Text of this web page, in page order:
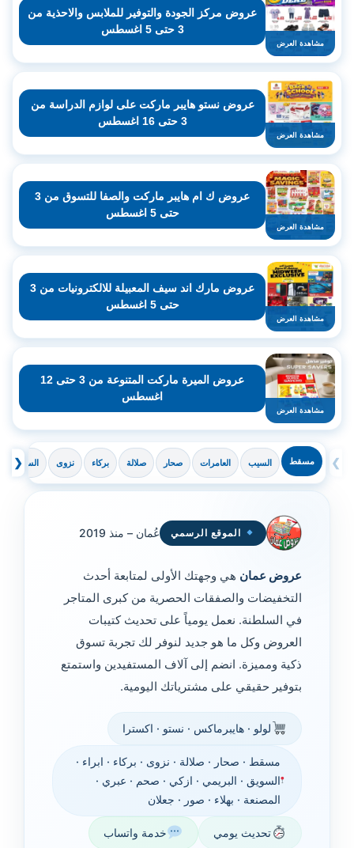
مشاهدة العرض
عروض مركز الجودة والتوفير للملابس والاحذية من
3 حتى 5 اغسطس
مشاهدة العرض
عروض نستو هايبر ماركت على لوازم الدراسة من
3 حتى 16 اغسطس
مشاهدة العرض
عروض ك ام هايبر ماركت والصفا للتسوق من 3
حتى 5 اغسطس
مشاهدة العرض
عروض مارك اند سيف المعبيلة للالكترونيات من 3
حتى 5 اغسطس
مشاهدة العرض
عروض الميرة ماركت المتنوعة من 3 حتى 12
اغسطس
❮ مسقط السيب العامرات صحار صلالة بركاء نزوى السويق ❯
الموقع الرسمي عُمان – منذ 2019
عروض عمان هي وجهتك الأولى لمتابعة أحدث
التخفيضات والصفقات الحصرية من كبرى المتاجر
في السلطنة. نعمل يومياً على تحديث كتيبات
العروض وكل ما هو جديد لنوفر لك تجربة تسوق
ذكية ومميزة. انضم إلى آلاف المستفيدين واستمتع
بتوفير حقيقي على مشترياتك اليومية.
لولو · هايبرماكس · نستو · اكسترا
مسقط · صحار · صلالة · نزوى · بركاء · ابراء ·
السويق · البريمي · ازكي · صحم · عبري ·
المصنعة · بهلاء · صور · جعلان
تحديث يومي خدمة واتساب